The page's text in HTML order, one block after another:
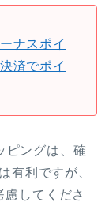
ナスポイ
済でポイ
ピングは、確
有利ですが、
してくださ